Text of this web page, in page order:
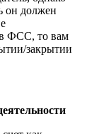
он должен
в ФСС, то вам
закрытии